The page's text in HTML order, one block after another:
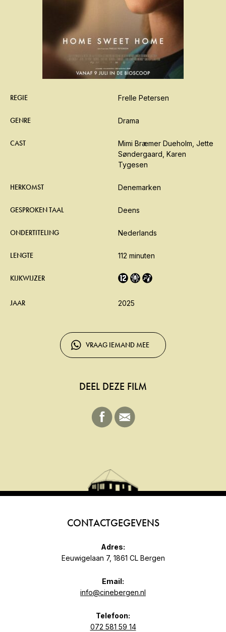
REGIE Frelle Petersen
GENRE Drama
CAST
Mimi Bræmer Dueholm, Jette
Søndergaard, Karen
Tygesen
HERKOMST Denemarken
GESPROKEN TAAL Deens
ONDERTITELING Nederlands
LENGTE 112 minuten
KIJKWIJZER
JAAR 2025
VRAAG IEMAND MEE
DEEL DEZE FILM
CONTACTGEGEVENS
Adres:
Eeuwigelaan 7, 1861 CL Bergen
Email:
info@cinebergen.nl
Telefoon:
072 581 59 14